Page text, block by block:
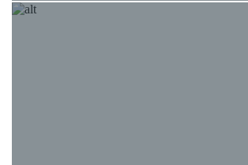
и добавьте утонченности вашей ванной комнате!